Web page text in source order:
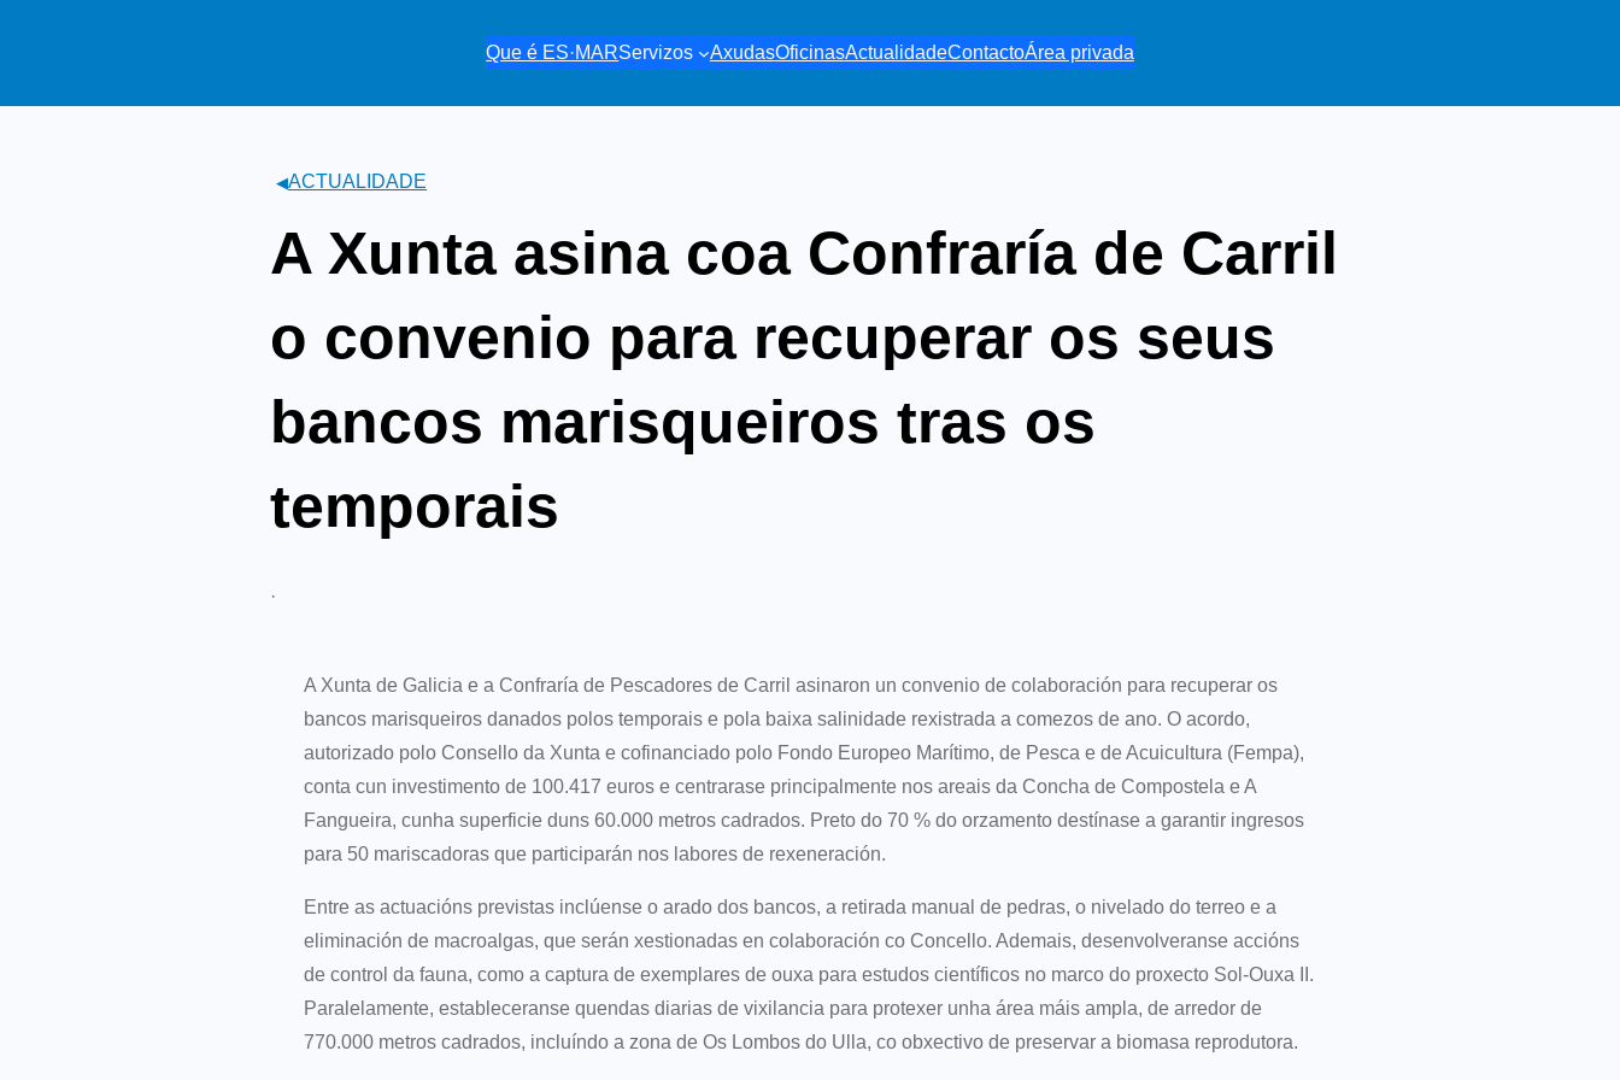
Que é ES·MARServizos AxudasOficinasActualidadeContactoÁrea privada
ACTUALIDADE
A Xunta asina coa Confraría de Carril
o convenio para recuperar os seus
bancos marisqueiros tras os
temporais
·
A Xunta de Galicia e a Confraría de Pescadores de Carril asinaron un convenio de colaboración para recuperar os
bancos marisqueiros danados polos temporais e pola baixa salinidade rexistrada a comezos de ano. O acordo,
autorizado polo Consello da Xunta e cofinanciado polo Fondo Europeo Marítimo, de Pesca e de Acuicultura (Fempa),
conta cun investimento de 100.417 euros e centrarase principalmente nos areais da Concha de Compostela e A
Fangueira, cunha superficie duns 60.000 metros cadrados. Preto do 70 % do orzamento destínase a garantir ingresos
para 50 mariscadoras que participarán nos labores de rexeneración.
Entre as actuacións previstas inclúense o arado dos bancos, a retirada manual de pedras, o nivelado do terreo e a
eliminación de macroalgas, que serán xestionadas en colaboración co Concello. Ademais, desenvolveranse accións
de control da fauna, como a captura de exemplares de ouxa para estudos científicos no marco do proxecto Sol-Ouxa II.
Paralelamente, estableceranse quendas diarias de vixilancia para protexer unha área máis ampla, de arredor de
770.000 metros cadrados, incluíndo a zona de Os Lombos do Ulla, co obxectivo de preservar a biomasa reprodutora.